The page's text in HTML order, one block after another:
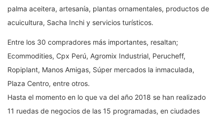
palma aceitera, artesanía, plantas ornamentales, productos de
acuicultura, Sacha Inchi y servicios turísticos.
Entre los 30 compradores más importantes, resaltan;
Ecommodities, Cpx Perú, Agromix Industrial, Perucheff,
Ropiplant, Manos Amigas, Súper mercados la inmaculada,
Plaza Centro, entre otros.
Hasta el momento en lo que va del año 2018 se han realizado
11 ruedas de negocios de las 15 programadas, en ciudades